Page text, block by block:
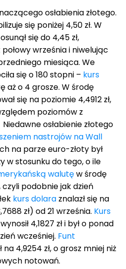
osłabienia złotego.
się poniżej 4,50 zł. W
osunął się do 4,45 zł,
września i niwelując
miesiąca. We
się o 180 stopni – kurs
aż o 4 grosze. W środę
się na poziomie 4,4912 zł,
poziomów z
osłabienie złotego
nastrojów na Wall
na parze euro-złoty był
w stosunku do tego, o ile
walutęw środę
czyli podobnie jak dzień
kurs dolara znalazł się na
zł) od 21 września. Kurs
wynosił 4,1827 zł i był o ponad
wcześniej. Funt
4,9254 zł, o grosz mniej niż
notowań.